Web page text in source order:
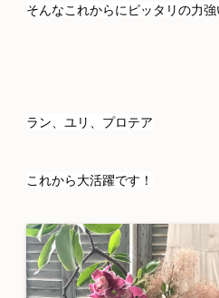
そんなこれからにピッタリの力強
ラン、ユリ、プロテア
これから大活躍です！